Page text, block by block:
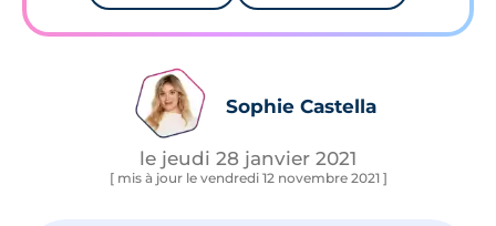
Sophie Castella
le jeudi 28 janvier 2021
[ mis à jour le vendredi 12 novembre 2021 ]